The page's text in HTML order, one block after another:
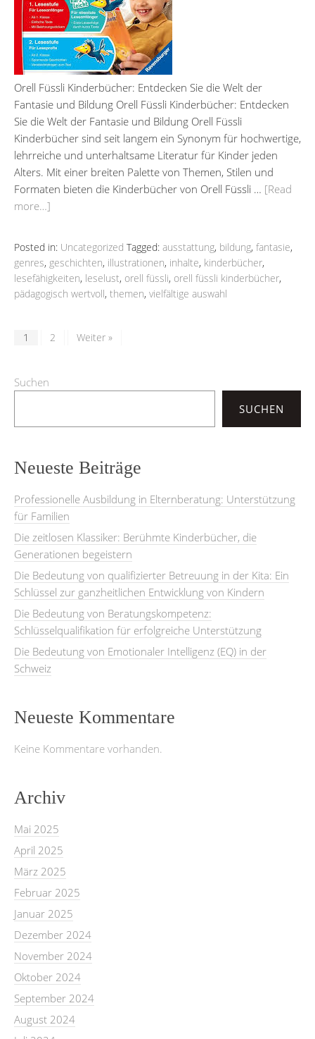
Orell Füssli Kinderbücher: Entdecken Sie die Welt der
Fantasie und Bildung Orell Füssli Kinderbücher: Entdecken
Sie die Welt der Fantasie und Bildung Orell Füssli
Kinderbücher sind seit langem ein Synonym für hochwertige,
lehrreiche und unterhaltsame Literatur für Kinder jeden
Alters. Mit einer breiten Palette von Themen, Stilen und
Formaten bieten die Kinderbücher von Orell Füssli … [Read
more…]
Posted in: Uncategorized Tagged: ausstattung, bildung, fantasie,
genres, geschichten, illustrationen, inhalte, kinderbücher,
lesefähigkeiten, leselust, orell füssli, orell füssli kinderbücher,
pädagogisch wertvoll, themen, vielfältige auswahl
1 2 Weiter »
Suchen
SUCHEN
Neueste Beiträge
Professionelle Ausbildung in Elternberatung: Unterstützung
für Familien
Die zeitlosen Klassiker: Berühmte Kinderbücher, die
Generationen begeistern
Die Bedeutung von qualifizierter Betreuung in der Kita: Ein
Schlüssel zur ganzheitlichen Entwicklung von Kindern
Die Bedeutung von Beratungskompetenz:
Schlüsselqualifikation für erfolgreiche Unterstützung
Die Bedeutung von Emotionaler Intelligenz (EQ) in der
Schweiz
Neueste Kommentare
Keine Kommentare vorhanden.
Archiv
Mai 2025
April 2025
März 2025
Februar 2025
Januar 2025
Dezember 2024
November 2024
Oktober 2024
September 2024
August 2024